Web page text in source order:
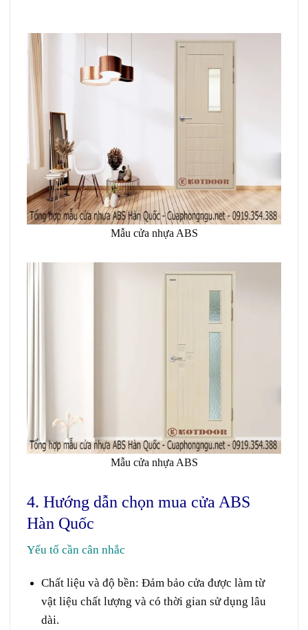
Mẫu cửa nhựa ABS
Mẫu cửa nhựa ABS
4. Hướng dẫn chọn mua cửa ABS
Hàn Quốc
Yếu tố cần cân nhắc
Chất liệu và độ bền: Đảm bảo cửa được làm từ
vật liệu chất lượng và có thời gian sử dụng lâu
dài.